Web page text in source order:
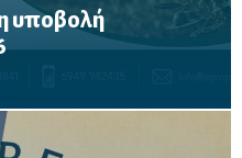
υποβολή
υποβολής – Δυνατότητα
τους παραγωγούς που θα
15 Σεπτεμβρίου.